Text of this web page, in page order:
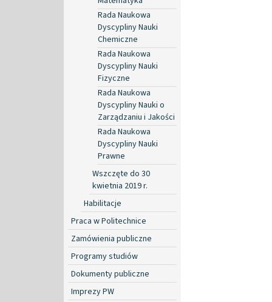
Rada Naukowa
Dyscypliny Nauki
Chemiczne
Rada Naukowa
Dyscypliny Nauki
Fizyczne
Rada Naukowa
Dyscypliny Nauki o
Zarządzaniu i Jakości
Rada Naukowa
Dyscypliny Nauki
Prawne
Wszczęte do 30
kwietnia 2019 r.
Habilitacje
Praca w Politechnice
Zamówienia publiczne
Programy studiów
Dokumenty publiczne
Imprezy PW